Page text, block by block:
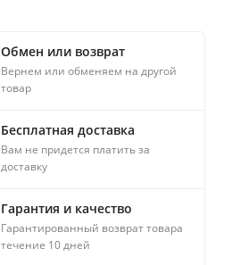
Обмен или возврат
Вернем или обменяем на другой
товар
Бесплатная доставка
Вам не придется платить за
доставку
Гарантия и качество
Гарантированный возврат товара
течение 10 дней